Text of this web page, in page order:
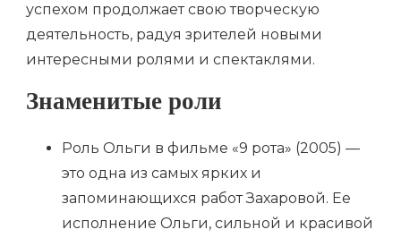
успехом продолжает свою творческую
деятельность, радуя зрителей новыми
интересными ролями и спектаклями.
Знаменитые роли
Роль Ольги в фильме «9 рота» (2005) —
это одна из самых ярких и
запоминающихся работ Захаровой. Ее
исполнение Ольги, сильной и красивой